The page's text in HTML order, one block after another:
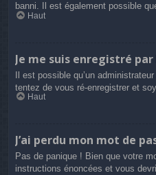
banni. Il est également possible
Haut
Je me suis enregistré
Il est possible qu’un
tentez de vous ré-enregistrer et
Haut
J’ai perdu mon mot de
Pas de panique ! Bien que votre
instructions énoncées et vous